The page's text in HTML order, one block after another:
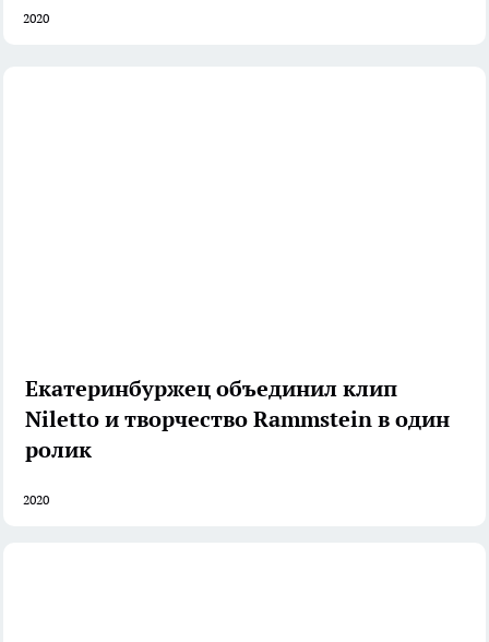
2020
Екатеринбуржец объединил клип
Niletto и творчество Rammstein в один
ролик
2020